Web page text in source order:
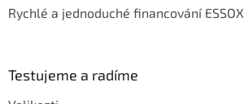
Rychlé a jednoduché financování ESSOX
Testujeme a radíme